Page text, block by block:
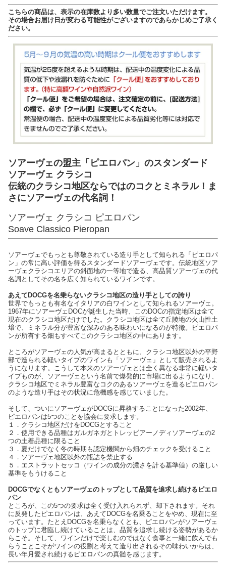
こちらの商品は、表示の在庫数より多い数量でご注文いただけます。
その場合お届け日が変わる可能性がございますのであらかじめご了承く
ださい。
ソアーヴェの盟主「ピエロパン」のスタンダード
ソアーヴェ クラシコ
伝統のクラシコ地区ならではのコクとミネラル！ま
さにソアーヴェの代名詞！
ソアーヴェ クラシコ ピエロパン
Soave Classico Pieropan
ソアーヴェでもっとも尊敬されている造り手として知られる「ピエロパ
ン」の常に高い評価を得るスタンダードソアーヴェです。伝統地区ソア
ーヴェクラシコエリアの斜面地の一等地で造る、高品質ソアーヴェの代
名詞としてその名を広く知られているワインです。
あえてDOCGを名乗らないクラシコ地区の造り手としての誇り
世界でもっとも有名なイタリアの白ワインとして知られるソアーヴェ。
1967年にソアーヴェDOCが誕生した当時、このDOCの指定地区は全て
現在のクラシコ地区だけでした。クラシコ地区は全て丘陵地の火山性土
壌で、ミネラル分が豊富な深みのある味わいになるのが特徴。ピエロパ
ンが所有する畑もすべてこのクラシコ地区の中にあります。
ところがソアーヴェの人気が高まるとともに、クラシコ地区以外の平野
部で造られる軽いタイプのワインも「ソアーヴェ」として販売されるよ
うになります。こうして本来のソアーヴェとは全く異なる非常に軽いタ
イプものが、ソアーヴェという名前で爆発的に市場に出るようになり、
クラシコ地区でミネラル豊富なコクのあるソアーヴェを造るピエロパン
のような造り手はその状況に危機感を感じていました。
そして、ついにソアーヴェがDOCGに昇格することになった2002年、
ピエロパンは5つのことを協会に要求します。
１．クラシコ地区だけをDOCGとすること
２．使用できる品種はガルガネガとトレッビアーノディソアーヴェの2
つの土着品種に限ること
３．夏だけでなく冬の時期も認定機関から畑のチェックを受けること
４．ソアーヴェ地区以外の瓶詰を禁止する
５．エストラットセッコ（ワインの成分の濃さを計る基準値）の厳しい
基準をもうけること
DOCGでなくともソアーヴェのトップとして品質を追求し続けるピエロ
パン
ところが、この5つの要求は全く受け入れられず、却下されます。それ
に反発したピエロパンは、あえてDOCGを名乗ることをやめ、現在に至
っています。たとえDOCGを名乗らなくとも、ピエロパンがソアーヴェ
のトップに君臨し続けていることは、品質を追求し続ける姿勢があるか
らこそ。そして、ワインだけで楽しむのではなく食事と一緒に飲んでも
らうことこそがワインの役割と考えて造り出されるその味わいからは、
長い年月愛され続けるピエロパンの真髄を感じます。